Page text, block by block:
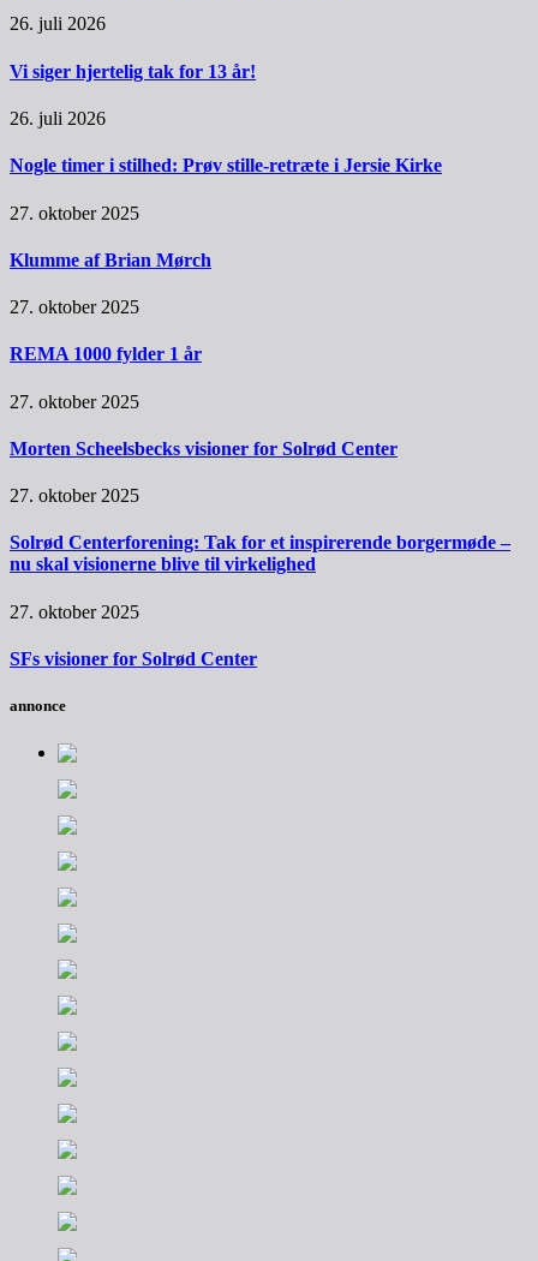
26. juli 2026
Vi siger hjertelig tak for 13 år!
26. juli 2026
Nogle timer i stilhed: Prøv stille-retræte i Jersie Kirke
27. oktober 2025
Klumme af Brian Mørch
27. oktober 2025
REMA 1000 fylder 1 år
27. oktober 2025
Morten Scheelsbecks visioner for Solrød Center
27. oktober 2025
Solrød Centerforening: Tak for et inspirerende borgermøde –
nu skal visionerne blive til virkelighed
27. oktober 2025
SFs visioner for Solrød Center
annonce